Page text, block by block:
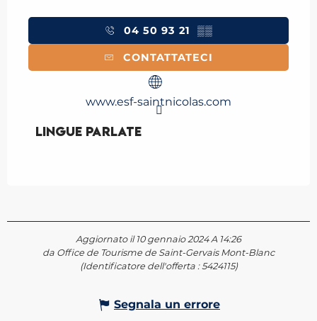
04 50 93 21 ▒▒
CONTATTATECI
www.esf-saintnicolas.com
Lingue parlate
Lingue parlate
Aggiornato il 10 gennaio 2024 A 14:26
da Office de Tourisme de Saint-Gervais Mont-Blanc
(Identificatore dell'offerta :5424115)
Segnala un errore